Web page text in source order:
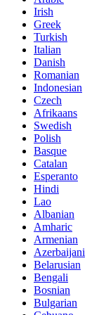
Irish
Greek
Turkish
Italian
Danish
Romanian
Indonesian
Czech
Afrikaans
Swedish
Polish
Basque
Catalan
Esperanto
Hindi
Lao
Albanian
Amharic
Armenian
Azerbaijani
Belarusian
Bengali
Bosnian
Bulgarian